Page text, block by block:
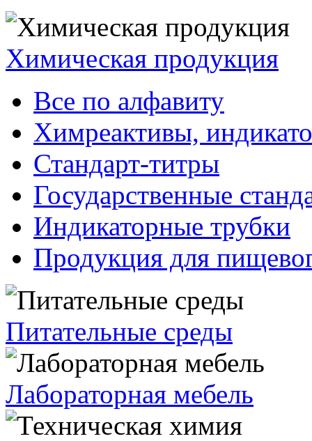
Химическая продукция
Все по алфавиту
Химреактивы,
Стандарт-титры
Государственные
Индикаторные трубки
Продукция для
Питательные среды
Лабораторная мебель